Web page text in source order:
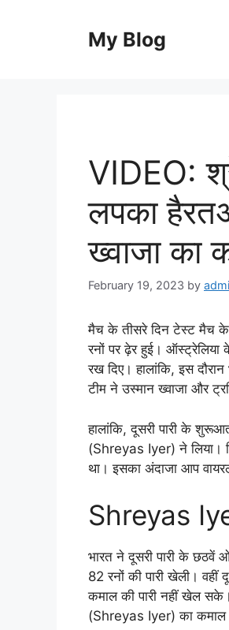
My Blog
VIDEO:
लपका
ख्वाजा का
February 19, 2023 by
मैच के तीसरे दिन टेस्ट मैच के
रनों पर ढ़ेर हुई।
रख दिए। हालांकि, इस
टीम ने उस्मान ख्वाजा और
हालांकि, दूसरी पारी के
(Shreyas Iyer) ने लिया।
था। इसका अंदाजा आप
Shreyas
भारत ने दूसरी पारी के छठवें
82 रनों की पारी खेली। वहीं
कमाल की पारी नहीं खेल
(Shreyas Iyer) का कमाल